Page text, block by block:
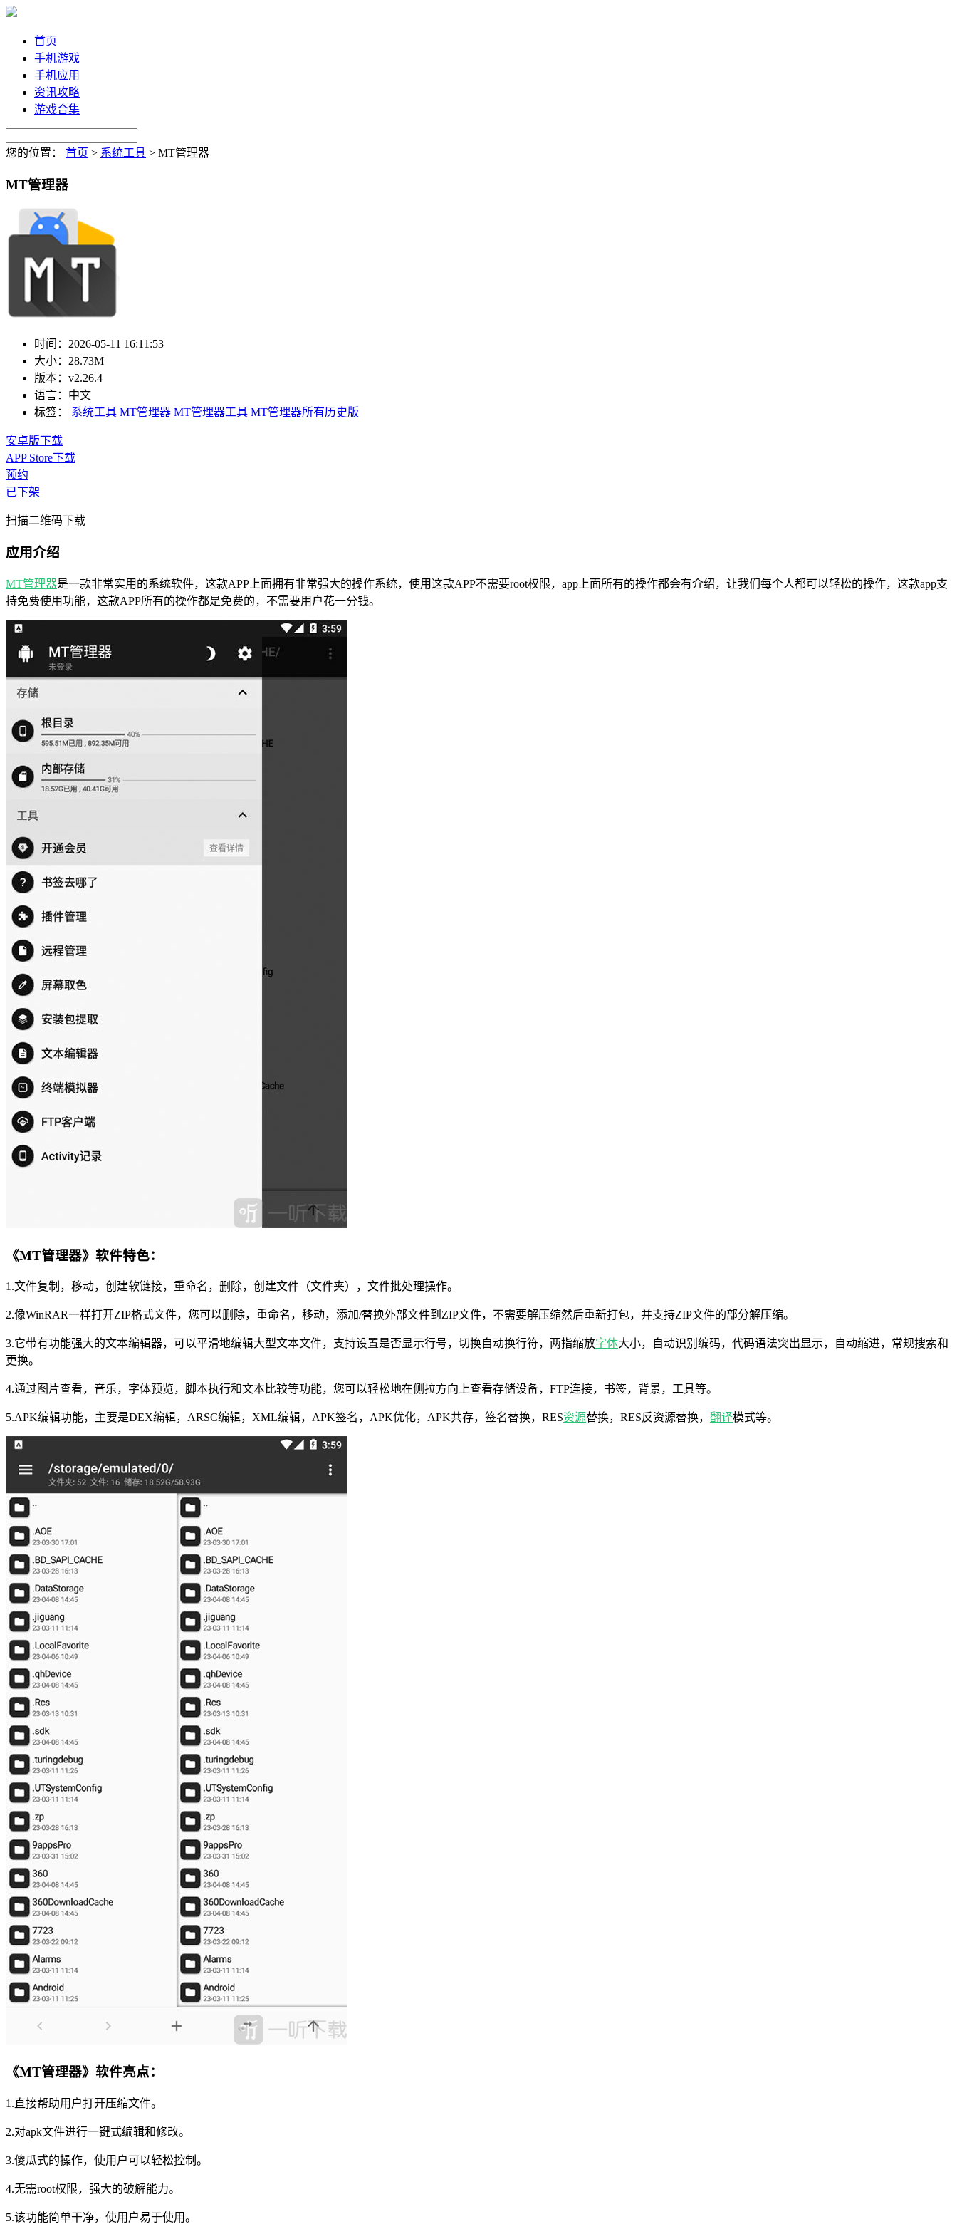
首页
手机游戏
手机应用
资讯攻略
游戏合集
您的位置： 首页 > 系统工具 > MT管理器
MT管理器
时间： 2026-05-11 16:11:53
大小： 28.73M
版本： v2.26.4
语言： 中文
标签：
系统工具 MT管理器 MT管理器工具 MT管理器所有历史版
安卓版下载
APP Store下载
预约
已下架
扫描二维码下载
应用介绍
MT管理器是一款非常实用的系统软件，这款APP上面拥有非常强大的操作系统，使用这款APP不需要root权限，app上面所有的操作都会有介绍，让我们每个人都可以轻松的操作，这款app支
持免费使用功能，这款APP所有的操作都是免费的，不需要用户花一分钱。
《MT管理器》软件特色：
1.文件复制，移动，创建软链接，重命名，删除，创建文件（文件夹），文件批处理操作。
2.像WinRAR一样打开ZIP格式文件，您可以删除，重命名，移动，添加/替换外部文件到ZIP文件，不需要解压缩然后重新打包，并支持ZIP文件的部分解压缩。
3.它带有功能强大的文本编辑器，可以平滑地编辑大型文本文件，支持设置是否显示行号，切换自动换行符，两指缩放字体大小，自动识别编码，代码语法突出显示，自动缩进，常规搜索和
更换。
4.通过图片查看，音乐，字体预览，脚本执行和文本比较等功能，您可以轻松地在侧拉方向上查看存储设备，FTP连接，书签，背景，工具等。
5.APK编辑功能，主要是DEX编辑，ARSC编辑，XML编辑，APK签名，APK优化，APK共存，签名替换，RES资源替换，RES反资源替换， 翻译模式等。
《MT管理器》软件亮点：
1.直接帮助用户打开压缩文件。
2.对apk文件进行一键式编辑和修改。
3.傻瓜式的操作，使用户可以轻松控制。
4.无需root权限，强大的破解能力。
5.该功能简单干净，使用户易于使用。